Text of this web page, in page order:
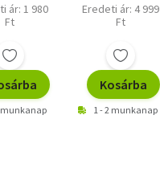
ár: 1 980
Ft
munkanap
Eredeti ár: 4 999
Ft
Kosárba
1 - 2 munkanap